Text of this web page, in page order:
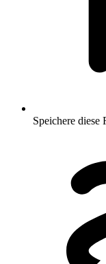
Speichere diese